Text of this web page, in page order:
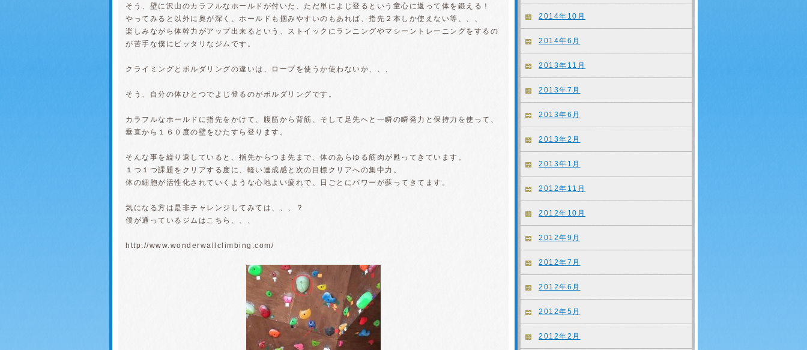
そう、壁に沢山のカラフルなホールドが付いた、ただ単によじ登るという童心に返って体を鍛える！
やってみると以外に奥が深く、ホールドも掴みやすいのもあれば、指先２本しか使えない等、、、
楽しみながら体幹力がアップ出来るという、ストイックにランニングやマシーントレーニングをするの
が苦手な僕にピッタリなジムです。
クライミングとボルダリングの違いは、ロープを使うか使わないか、、、
そう、自分の体ひとつでよじ登るのがボルダリングです。
カラフルなホールドに指先をかけて、腹筋から背筋、そして足先へと一瞬の瞬発力と保持力を使って、
垂直から１６０度の壁をひたすら登ります。
そんな事を繰り返していると、指先からつま先まで、体のあらゆる筋肉が甦ってきています。
１つ１つ課題をクリアする度に、軽い達成感と次の目標クリアへの集中力。
体の細胞が活性化されていくような心地よい疲れで、日ごとにパワーが蘇ってきてます。
気になる方は是非チャレンジしてみては、、、？
僕が通っているジムはこちら、、、
http://www.wonderwallclimbing.com/
2014年10月
2014年6月
2013年11月
2013年7月
2013年6月
2013年2月
2013年1月
2012年11月
2012年10月
2012年9月
2012年7月
2012年6月
2012年5月
2012年2月